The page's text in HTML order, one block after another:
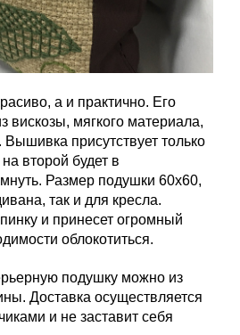
а и практично. Его
вискозы, мягкого материала,
Вышивка присутствует только
второй будет в
Размер подушки 60х60,
так и для кресла.
и принесет огромный
облокотиться.
подушку можно из
Доставка осуществляется
и не заставит себя